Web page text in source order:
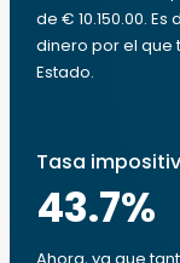
de € 10.150.00.
dinero por el que
Estado.
Tasa
43.7%